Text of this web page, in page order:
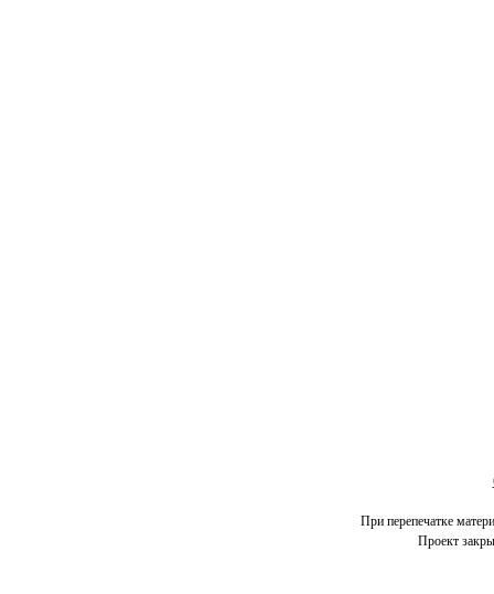
При перепечатке
Проект